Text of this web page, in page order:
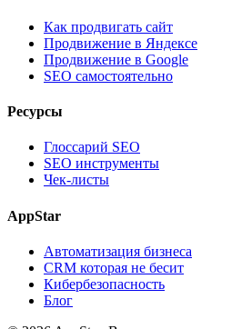
Как продвигать сайт
Продвижение в Яндексе
Продвижение в Google
SEO самостоятельно
Ресурсы
Глоссарий SEO
SEO инструменты
Чек-листы
AppStar
Автоматизация бизнеса
CRM которая не бесит
Кибербезопасность
Блог